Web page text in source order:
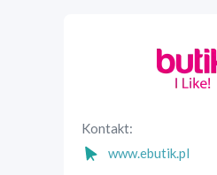
Kontakt:
www.ebutik.pl